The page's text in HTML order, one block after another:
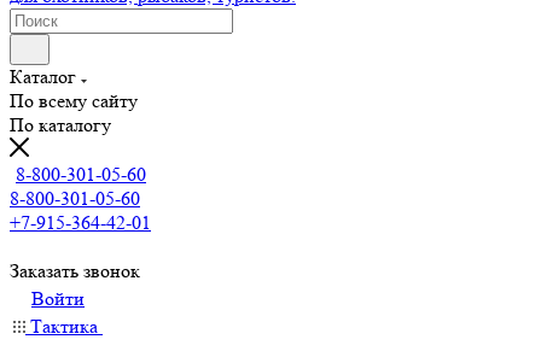
Каталог
По всему сайту
По каталогу
8-800-301-05-60
8-800-301-05-60
+7-915-364-42-01
Заказать звонок
Войти
Тактика